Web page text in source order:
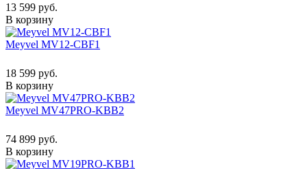
13 599 руб.
В корзину
Meyvel MV12-CBF1
18 599 руб.
В корзину
Meyvel MV47PRO-KBB2
74 899 руб.
В корзину